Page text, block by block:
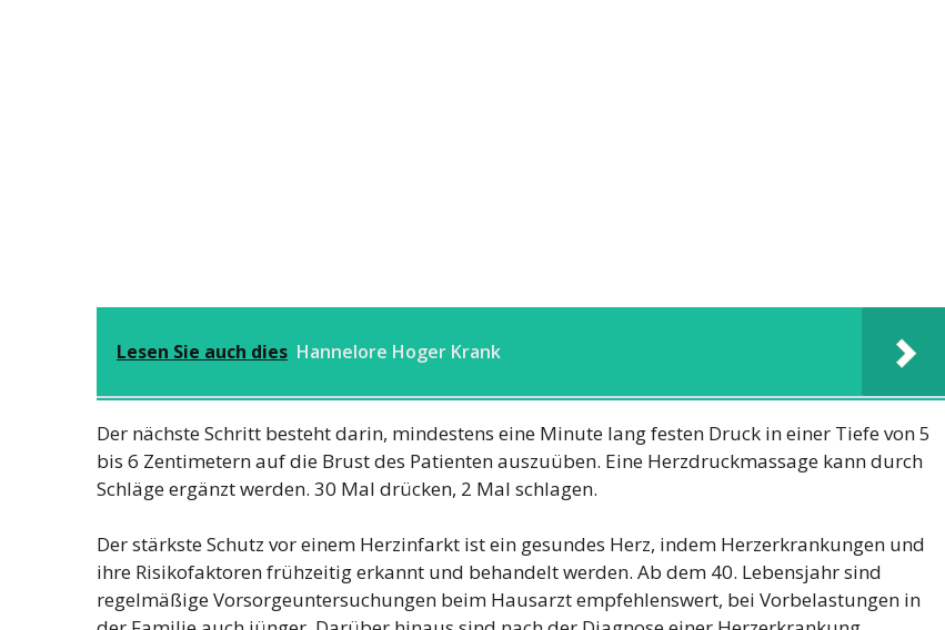
Lesen Sie auch dies Hannelore Hoger Krank
Der nächste Schritt besteht darin, mindestens eine Minute lang festen Druck in einer Tiefe von 5
bis 6 Zentimetern auf die Brust des Patienten auszuüben. Eine Herzdruckmassage kann durch
Schläge ergänzt werden. 30 Mal drücken, 2 Mal schlagen.
Der stärkste Schutz vor einem Herzinfarkt ist ein gesundes Herz, indem Herzerkrankungen und
ihre Risikofaktoren frühzeitig erkannt und behandelt werden. Ab dem 40. Lebensjahr sind
regelmäßige Vorsorgeuntersuchungen beim Hausarzt empfehlenswert, bei Vorbelastungen in